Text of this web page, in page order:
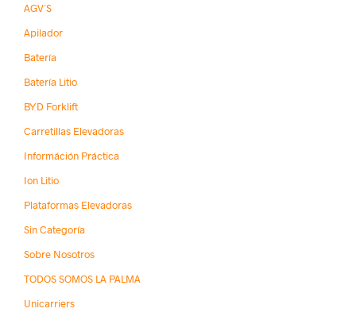
AGV´s
Apilador
Batería
Batería Litio
BYD Forklift
Carretillas Elevadoras
Információn Práctica
Ion Litio
Plataformas Elevadoras
Sin Categoría
Sobre Nosotros
TODOS SOMOS LA PALMA
Unicarriers